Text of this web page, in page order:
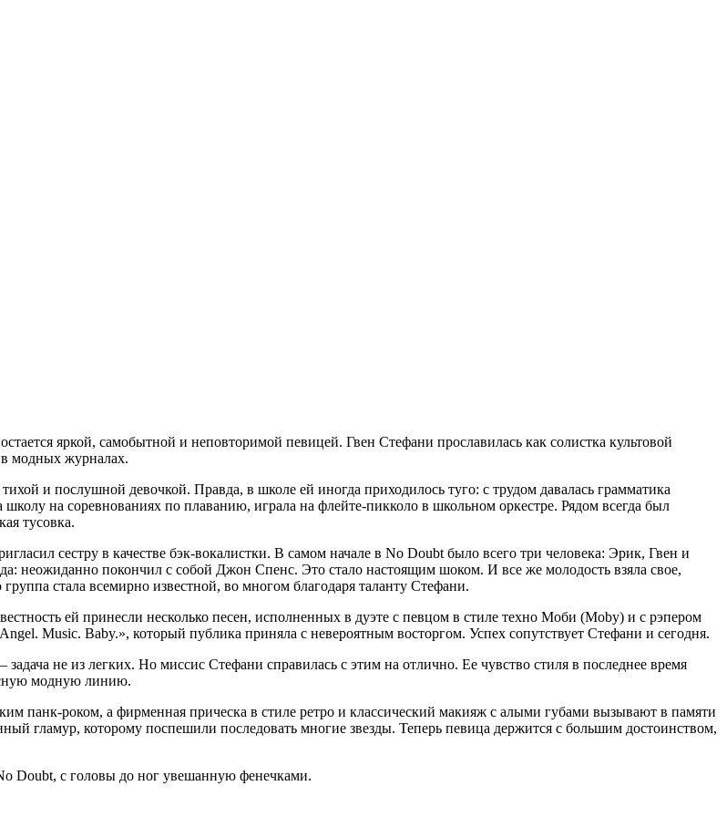
яркой, самобытной и неповторимой певицей. Гвен Стефани прославилась как солистка культовой
модных журналах.
и послушной девочкой. Правда, в школе ей иногда приходилось туго: с трудом давалась грамматика
на соревнованиях по плаванию, играла на флейте-пикколо в школьном оркестре. Рядом всегда был
тусовка.
сестру в качестве бэк-вокалистки. В самом начале в No Doubt было всего три человека: Эрик, Гвен и
неожиданно покончил с собой Джон Спенс. Это стало настоящим шоком. И все же молодость взяла свое,
стала всемирно известной, во многом благодаря таланту Стефани.
ей принесли несколько песен, исполненных в дуэте с певцом в стиле техно Моби (Moby) и с рэпером
Music. Baby.», который публика приняла с невероятным восторгом. Успех сопутствует Стефани и сегодня.
не из легких. Но миссис Стефани справилась с этим на отлично. Ее чувство стиля в последнее время
модную линию.
панк-роком, а фирменная прическа в стиле ретро и классический макияж с алыми губами вызывают в памяти
гламур, которому поспешили последовать многие звезды. Теперь певица держится с большим достоинством,
Doubt, с головы до ног увешанную фенечками.